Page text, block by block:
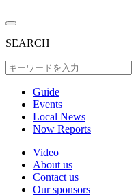
SEARCH
Guide
Events
Local News
Now Reports
Video
About us
Contact us
Our sponsors